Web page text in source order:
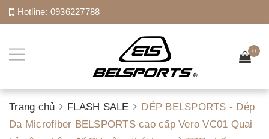
Hotline: 0936227788
0
Trang chủ FLASH SALE
DÉP BELSPORTS - Dép
Da Microfiber BELSPORTS cao cấp Vero VC01 Quai